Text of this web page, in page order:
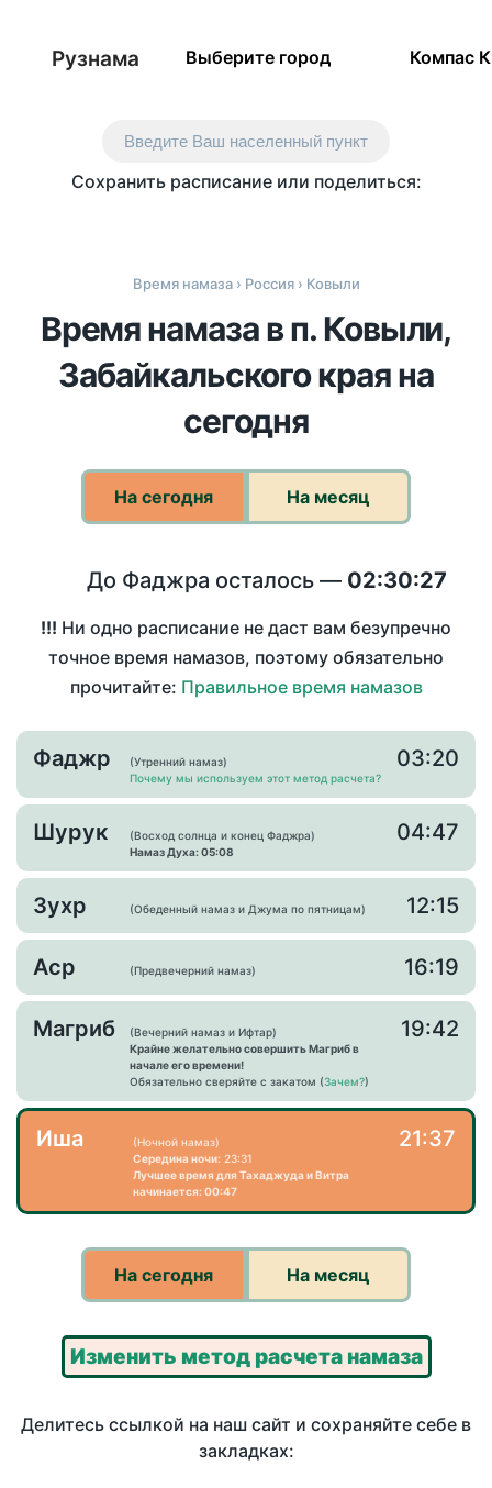
Рузнама Выберите город Компас
Введите Ваш населенный пункт
Сохранить расписание или поделиться:
Время намаза› Россия› Ковыли
Время намаза в п. Ковыли,
Забайкальского края на
сегодня
На сегодня На месяц
До Фаджра осталось — 02:30:27
!!! Ни одно расписание не даст вам безупречно
точное время намазов, поэтому обязательно
прочитайте: Правильное время намазов
Фаджр
(Утренний намаз)
Почему мы используем этот метод расчета?
03:20
Шурук
(Восход солнца и конец Фаджра)
Намаз Духа: 05:08
04:47
Зухр (Обеденный намаз и Джума по пятницам) 12:15
Аср (Предвечерний намаз) 16:19
Магриб
(Вечерний намаз и Ифтар)
Крайне желательно совершить Магриб в
начале его времени!
Обязательно сверяйте с закатом (Зачем?)
19:42
Иша
(Ночной намаз)
Середина ночи: 23:31
Лучшее время для Тахаджуда и Витра
начинается: 00:47
21:37
На сегодня На месяц
Изменить метод расчета намаза
Делитесь ссылкой на наш сайт и сохраняйте себе в
закладках: